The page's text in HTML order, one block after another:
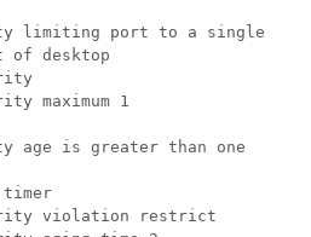
limiting port to a single
of desktop
maximum 1
age is greater than one
violation restrict